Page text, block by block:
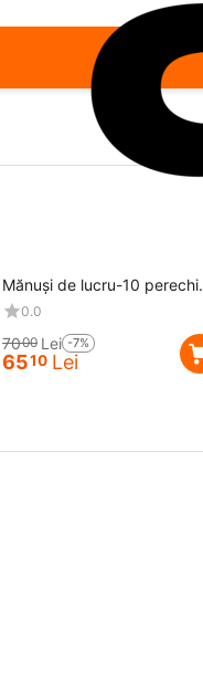
Mănuși de lucru-10 perechi.
0.0
6510 Lei
7000 Lei -7%